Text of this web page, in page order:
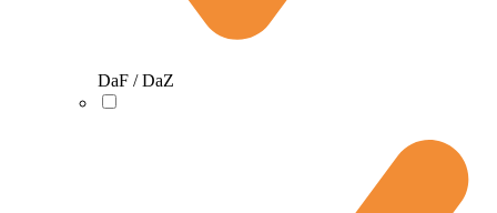
DaF / DaZ